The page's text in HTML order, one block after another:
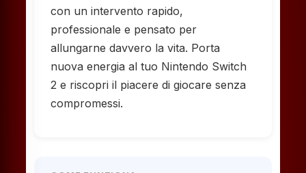
con un intervento rapido,
professionale e pensato per
allungarne davvero la vita. Porta
nuova energia al tuo Nintendo Switch
2 e riscopri il piacere di giocare senza
compromessi.